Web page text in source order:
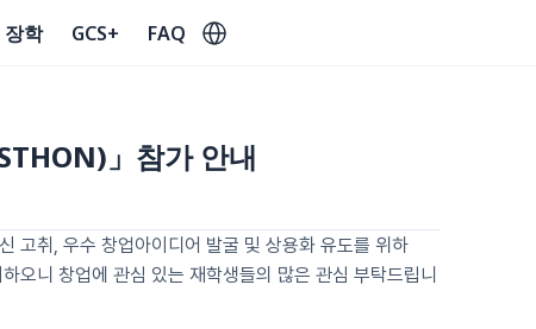
장학 GCS+ FAQ Select Language
」참가 안내
고취, 우수 창업아이디어 발굴 및 상용화 유도를 위하
니 창업에 관심 있는 재학생들의 많은 관심 부탁드립니